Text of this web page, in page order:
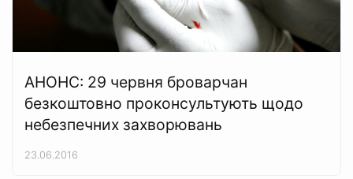
АНОНС: 29 червня броварчан
безкоштовно проконсультують щодо
небезпечних захворювань
23.06.2016